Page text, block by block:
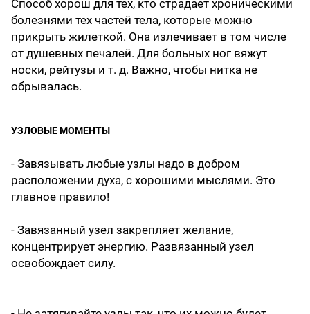
Способ хорош для тех, кто страдает хроническими
болезнями тех частей тела, которые можно
прикрыть жилеткой. Она излечивает в том числе
от душевных печалей. Для больных ног вяжут
носки, рейтузы и т. д. Важно, чтобы нитка не
обрывалась.
УЗЛОВЫЕ МОМЕНТЫ
- Завязывать любые узлы надо в добром
расположении духа, с хорошими мыслями. Это
главное правило!
- Завязанный узел закрепляет желание,
концентрирует энергию. Развязанный узел
освобождает силу.